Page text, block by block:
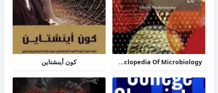
TheDesk Encyclopedia Of Microbiology كون أينشتاين